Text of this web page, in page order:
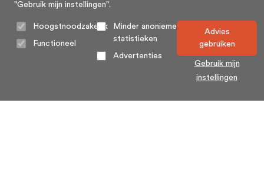
"Gebruik mijn instellingen".
Hoogstnoodzakelijk
Functioneel
Minder anonieme
statistieken
Advertenties
Advies
gebruiken
Gebruik mijn
instellingen